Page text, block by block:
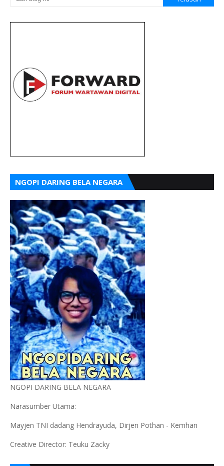
NGOPI DARING BELA NEGARA
NGOPI DARING BELA NEGARA
Narasumber Utama:
Mayjen TNI dadang Hendrayuda, Dirjen Pothan - Kemhan
Creative Director: Teuku Zacky